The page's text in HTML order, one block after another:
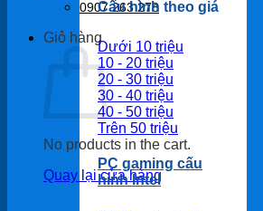
0907 263 278
Giỏ hàng
No products in the cart.
Quay lại cửa hàng
Cấu hình theo giá
Dưới 10 triệu
10 - 20 triệu
20 - 30 triệu
30 - 40 triệu
40 - 50 triệu
Trên 50 triệu
PC gaming cấu
hình Intel